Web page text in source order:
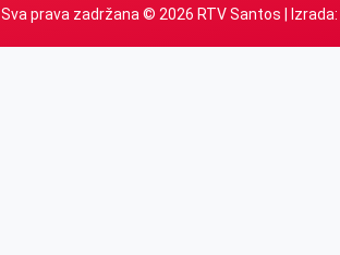
Sva prava zadržana © 2026 RTV Santos | Izrada: